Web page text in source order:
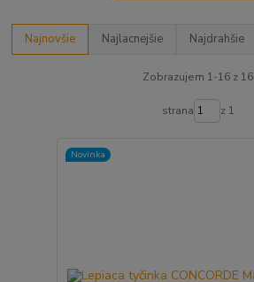
Najnovšie Najlacnejšie Najdrahšie
Zobrazujem 1-16 z 16
strana z 1
Novinka